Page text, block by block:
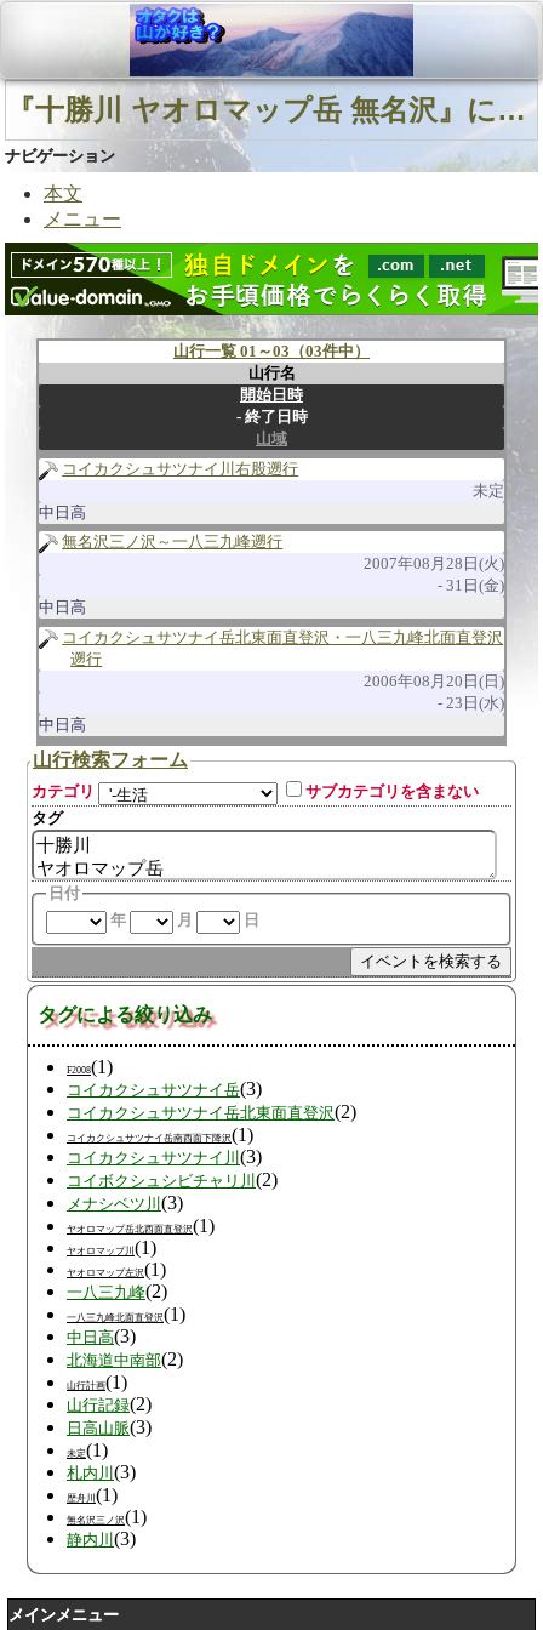
『十勝川 ヤオロマップ岳 無名沢』に関連する山行
ナビゲーション
本文
メニュー
山行一覧 01～03（03件中）
山行名
開始日時
終了日時
山域
コイカクシュサツナイ川右股遡行
未定
中日高
無名沢三ノ沢～一八三九峰遡行
2007年08月28日(火)
31日(金)
中日高
コイカクシュサツナイ岳北東面直登沢・一八三九峰北面直登沢
遡行
2006年08月20日(日)
23日(水)
中日高
山行検索フォーム
カテゴリ
サブカテゴリを含まない
タグ
日付
年
月 日
タグによる絞り込み
F2008(1)
コイカクシュサツナイ岳(3)
コイカクシュサツナイ岳北東面直登沢(2)
コイカクシュサツナイ岳南西面下降沢(1)
コイカクシュサツナイ川 (3)
コイボクシュシビチャリ川 (2)
メナシベツ川 (3)
ヤオロマップ岳北西面直登沢(1)
ヤオロマップ川 (1)
ヤオロマップ左沢(1)
一八三九峰(2)
一八三九峰北面直登沢(1)
中日高(3)
北海道中南部(2)
山行計画(1)
山行記録(2)
日高山脈(3)
未定(1)
札内川 (3)
歴舟川 (1)
無名沢三ノ沢(1)
静内川 (3)
メインメニュー